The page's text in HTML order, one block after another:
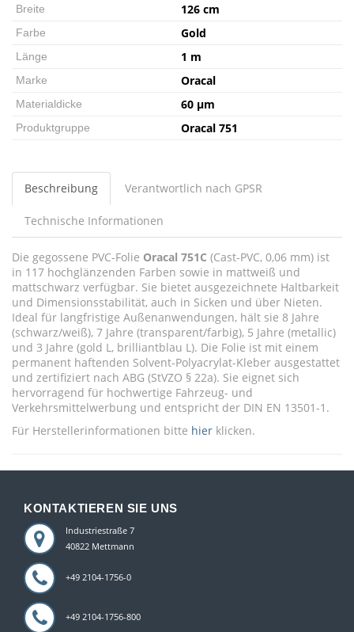
Breite 126 cm
Farbe Gold
Länge 1 m
Marke Oracal
Materialdicke 60 µm
Produktgruppe Oracal 751
Beschreibung Verantwortlich nach GPSR
Technische Informationen
Die gegossene PVC-Folie Oracal 751C (Cast-PVC, 0,06 mm) ist
in 117 hochglänzenden Farben sowie in mattweiß und
mattschwarz verfügbar. Sie bietet ausgezeichnete Haltbarkeit
und Dimensionsstabilität, auch in Sicken und über Nieten.
Ideal für langfristige Außenanwendungen, hält sie 8 Jahre
(schwarz/weiß), 7 Jahre (transparent/farbig), 5 Jahre (metallic)
und 3 Jahre (gold L, brilliantblau L). Die Folie ist mit einem
permanent haftenden Solvent-Polyacrylat-Kleber ausgestattet
und zertifiziert nach ABG (StVZO § 22a). Sie eignet sich
hervorragend für hochwertige Fahrzeug- und
Verkehrsmittelwerbung und entspricht der DIN EN 13501-1.
Für Herstellerinformationen bitte hier klicken.
KONTAKTIEREN SIE UNS
Industriestraße 7
40822 Mettmann
+49 2104-1756-0
+49 2104-1756-800